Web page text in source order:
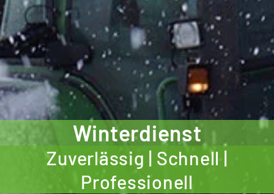
Winterdienst
Zuverlässig | Schnell |
Professionell